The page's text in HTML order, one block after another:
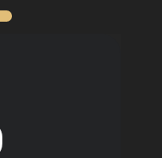
цена